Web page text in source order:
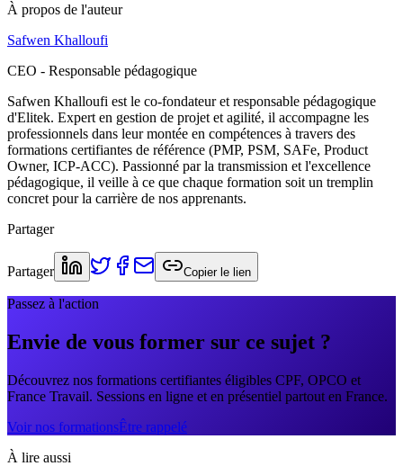
À propos de l'auteur
Safwen Khalloufi
CEO - Responsable pédagogique
Safwen Khalloufi est le co-fondateur et responsable pédagogique
d'Elitek. Expert en gestion de projet et agilité, il accompagne les
professionnels dans leur montée en compétences à travers des
formations certifiantes de référence (PMP, PSM, SAFe, Product
Owner, ICP-ACC). Passionné par la transmission et l'excellence
pédagogique, il veille à ce que chaque formation soit un tremplin
concret pour la carrière de nos apprenants.
Partager
Partager Copier le lien
Passez à l'action
Envie de vous former sur ce sujet ?
Découvrez nos formations certifiantes éligibles CPF, OPCO et
France Travail. Sessions en ligne et en présentiel partout en France.
Voir nos formationsÊtre rappelé
À lire aussi